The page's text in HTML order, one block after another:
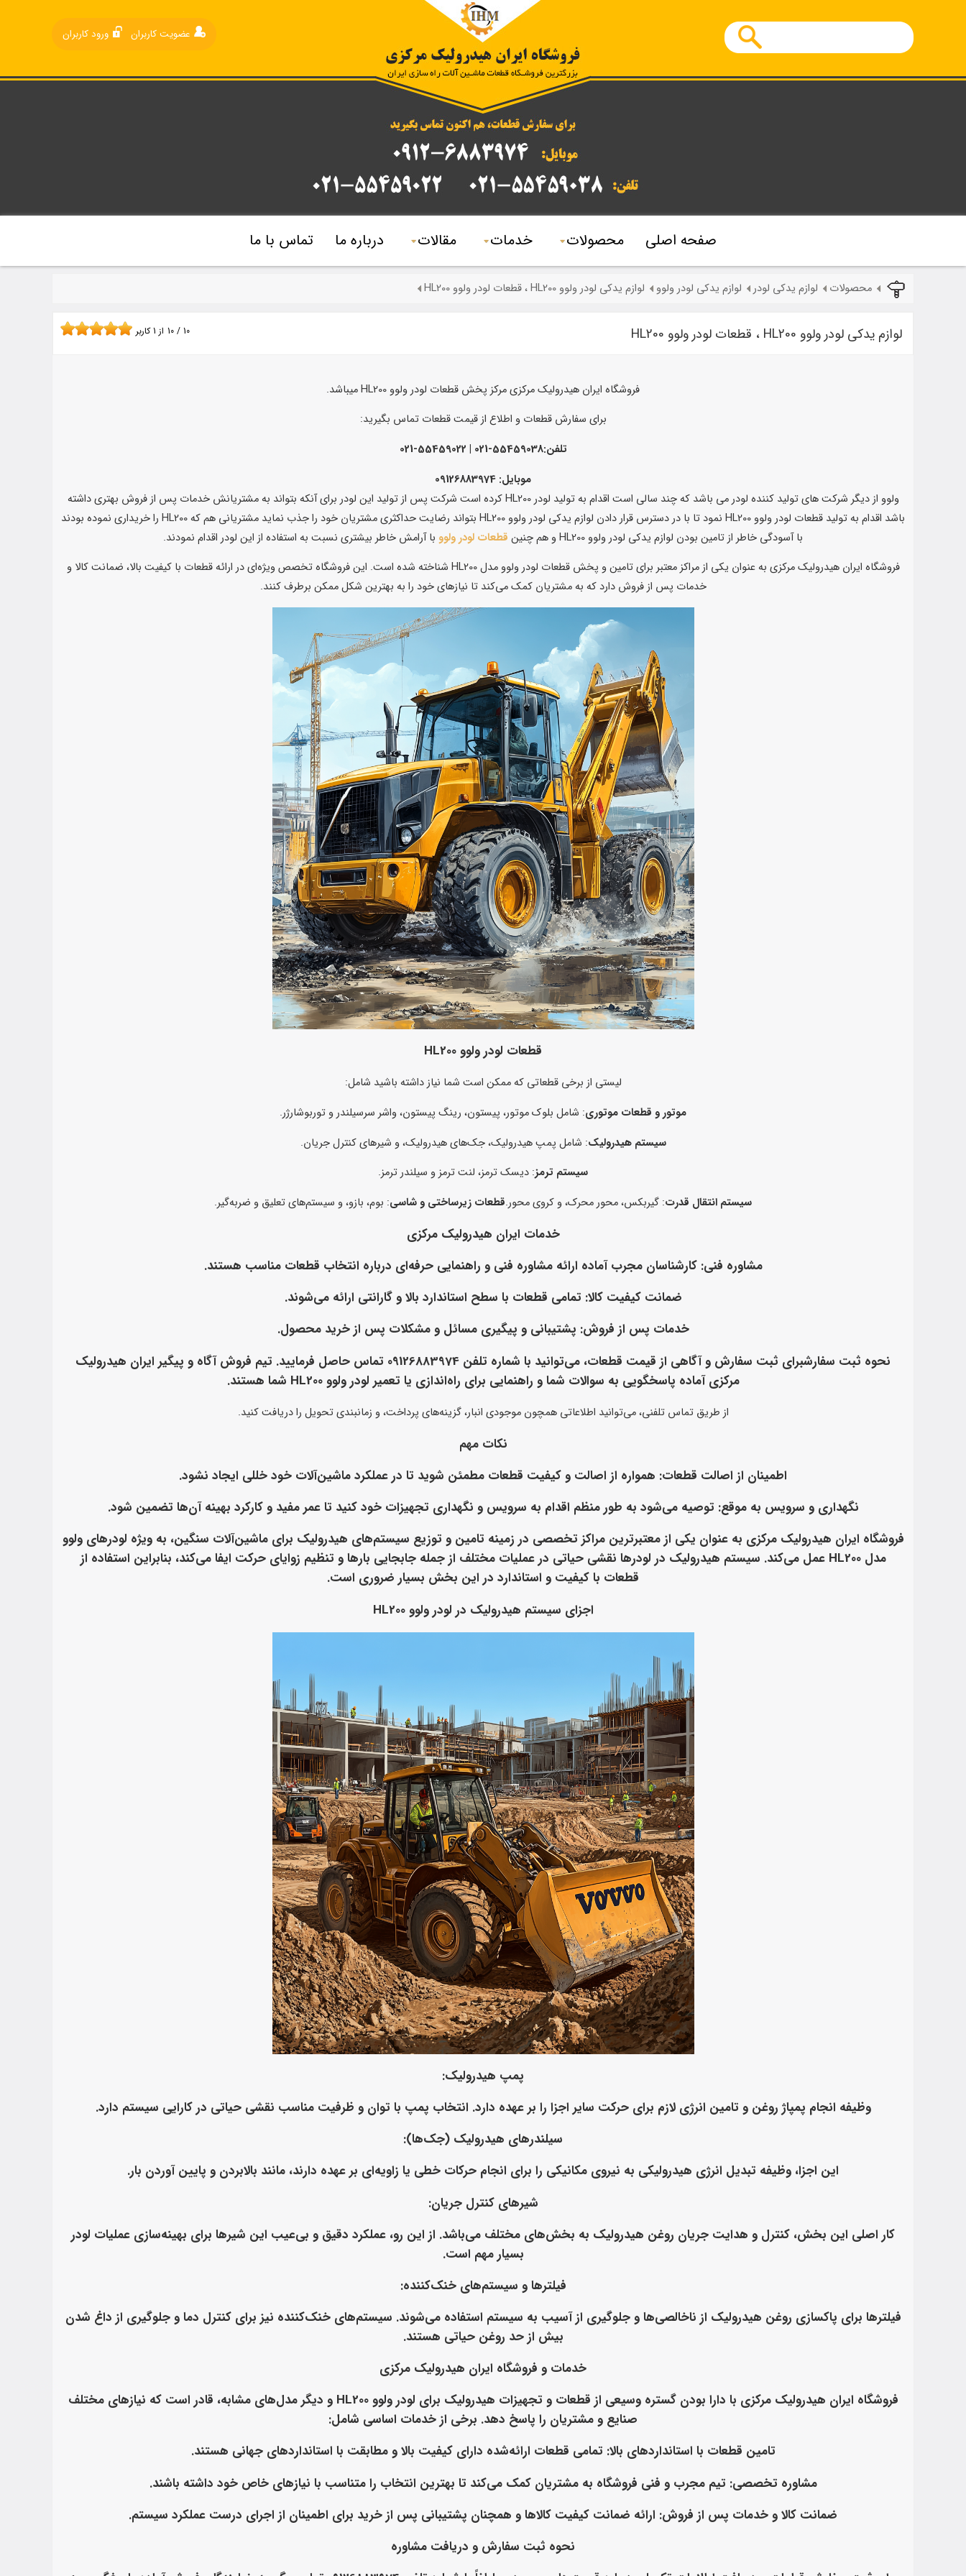
ورود کاربران عضویت کاربران
صفحه اصلی محصولات خدمات مقالات درباره ما تماس با ما
محصولات لوازم یدکی لودر لوازم یدکی لودر ولوو لوازم یدکی لودر ولوو HL200 ، قطعات لودر ولوو HL200
لوازم یدکی لودر ولوو HL200 ، قطعات لودر ولوو HL200 10 / 10 از 1کاربر
فروشگاه ایران هیدرولیک مرکزی مرکز پخش قطعات لودر ولوو HL200 میباشد.
برای سفارش قطعات و اطلاع از قیمت قطعات تماس بگیرید:
تلفن:55459038-021 | 55459022-021
موبایل: 09126883974
ولوو از دیگر شرکت های تولید کننده لودر می باشد که چند سالی است اقدام به تولید لودر HL200 کرده است شرکت پس از تولید این لودر برای آنکه بتواند به مشتریانش خدمات پس از فروش بهتری داشته
باشد اقدام به تولید قطعات لودر ولوو HL200 نمود تا با در دسترس قرار دادن لوازم یدکی لودر ولوو HL200 بتواند رضایت حداکثری مشتریان خود را جذب نماید مشتریانی هم که HL200 را خریداری نموده بودند
با آسودگی خاطر از تامین بودن لوازم یدکی لودر ولوو HL200 و هم چنین
قطعات لودر ولوو با آرامش خاطر بیشتری نسبت به استفاده از این لودر اقدام نمودند.
فروشگاه ایران هیدرولیک مرکزی به عنوان یکی از مراکز معتبر برای تامین و پخش قطعات لودر ولوو مدل HL200 شناخته شده است. این فروشگاه تخصص ویژه‌ای در ارائه قطعات با کیفیت بالا، ضمانت کالا و
خدمات پس از فروش دارد که به مشتریان کمک می‌کند تا نیازهای خود را به بهترین شکل ممکن برطرف کنند.
قطعات لودر ولوو HL200
لیستی از برخی قطعاتی که ممکن است شما نیاز داشته باشید شامل:
موتور و قطعات موتوری: شامل بلوک موتور، پیستون، رینگ پیستون، واشر سرسیلندر و توربوشارژر.
سیستم هیدرولیک: شامل پمپ هیدرولیک، جک‌های هیدرولیک، و شیرهای کنترل جریان.
سیستم ترمز: دیسک ترمز، لنت ترمز و سیلندر ترمز.
سیستم انتقال قدرت: گیربکس، محور محرک، و کروی محور.قطعات زیرساختی و شاسی: بوم، بازو، و سیستم‌های تعلیق و ضربه‌گیر.
خدمات ایران هیدرولیک مرکزی
مشاوره فنی: کارشناسان مجرب آماده ارائه مشاوره فنی و راهنمایی حرفه‌ای درباره انتخاب قطعات مناسب هستند.
ضمانت کیفیت کالا: تمامی قطعات با سطح استاندارد بالا و گارانتی ارائه می‌شوند.
خدمات پس از فروش: پشتیبانی و پیگیری مسائل و مشکلات پس از خرید محصول.
نحوه ثبت سفارشبرای ثبت سفارش و آگاهی از قیمت قطعات، می‌توانید با شماره تلفن 09126883974 تماس حاصل فرمایید. تیم فروش آگاه و پیگیر ایران هیدرولیک
مرکزی آماده پاسخگویی به سوالات شما و راهنمایی برای راه‌اندازی یا تعمیر لودر ولوو HL200 شما هستند.
از طریق تماس تلفنی، می‌توانید اطلاعاتی همچون موجودی انبار، گزینه‌های پرداخت، و زمانبندی تحویل را دریافت کنید.
نکات مهم
اطمینان از اصالت قطعات: همواره از اصالت و کیفیت قطعات مطمئن شوید تا در عملکرد ماشین‌آلات خود خللی ایجاد نشود.
نگهداری و سرویس به موقع: توصیه می‌شود به طور منظم اقدام به سرویس و نگهداری تجهیزات خود کنید تا عمر مفید و کارکرد بهینه آن‌ها تضمین شود.
فروشگاه ایران هیدرولیک مرکزی به عنوان یکی از معتبرترین مراکز تخصصی در زمینه تامین و توزیع سیستم‌های هیدرولیک برای ماشین‌آلات سنگین، به ویژه لودرهای ولوو
مدل HL200 عمل می‌کند. سیستم هیدرولیک در لودرها نقشی حیاتی در عملیات مختلف از جمله جابجایی بارها و تنظیم زوایای حرکت ایفا می‌کند، بنابراین استفاده از
قطعات با کیفیت و استاندارد در این بخش بسیار ضروری است.
اجزای سیستم هیدرولیک در لودر ولوو HL200
پمپ هیدرولیک:
وظیفه انجام پمپاژ روغن و تامین انرژی لازم برای حرکت سایر اجزا را بر عهده دارد. انتخاب پمپ با توان و ظرفیت مناسب نقشی حیاتی در کارایی سیستم دارد.
سیلندرهای هیدرولیک (جک‌ها):
این اجزا، وظیفه تبدیل انرژی هیدرولیکی به نیروی مکانیکی را برای انجام حرکات خطی یا زاویه‌ای بر عهده دارند، مانند بالابردن و پایین آوردن بار.
شیرهای کنترل جریان:
کار اصلی این بخش، کنترل و هدایت جریان روغن هیدرولیک به بخش‌های مختلف می‌باشد. از این رو، عملکرد دقیق و بی‌عیب این شیرها برای بهینه‌سازی عملیات لودر
بسیار مهم است.
فیلترها و سیستم‌های خنک‌کننده:
فیلترها برای پاکسازی روغن هیدرولیک از ناخالصی‌ها و جلوگیری از آسیب به سیستم استفاده می‌شوند. سیستم‌های خنک‌کننده نیز برای کنترل دما و جلوگیری از داغ شدن
بیش از حد روغن حیاتی هستند.
خدمات و فروشگاه ایران هیدرولیک مرکزی
فروشگاه ایران هیدرولیک مرکزی با دارا بودن گستره وسیعی از قطعات و تجهیزات هیدرولیک برای لودر ولوو HL200 و دیگر مدل‌های مشابه، قادر است که نیازهای مختلف
صنایع و مشتریان را پاسخ دهد. برخی از خدمات اساسی شامل:
تامین قطعات با استانداردهای بالا: تمامی قطعات ارائه‌شده دارای کیفیت بالا و مطابقت با استانداردهای جهانی هستند.
مشاوره تخصصی: تیم مجرب و فنی فروشگاه به مشتریان کمک می‌کند تا بهترین انتخاب را متناسب با نیازهای خاص خود داشته باشند.
ضمانت کالا و خدمات پس از فروش: ارائه ضمانت کیفیت کالاها و همچنان پشتیبانی پس از خرید برای اطمینان از اجرای درست عملکرد سیستم.
نحوه ثبت سفارش و دریافت مشاوره